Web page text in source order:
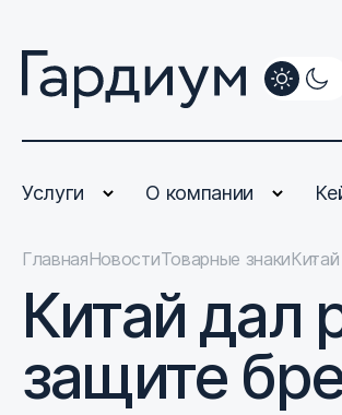
Услуги О компании
ГлавнаяНовостиТоварные знаки
Китай дал
защите